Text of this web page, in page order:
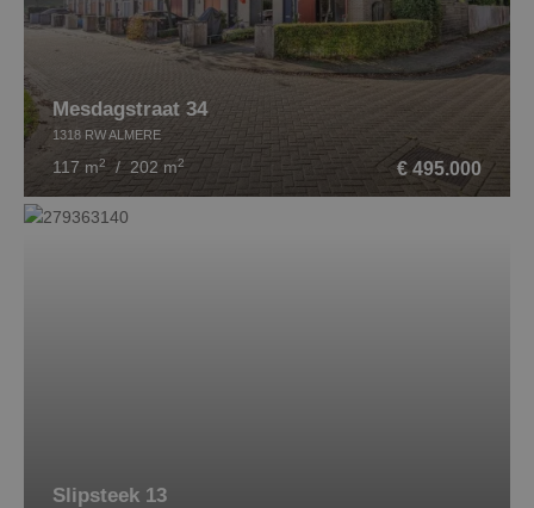
Mesdagstraat 34
1318 RW ALMERE
117 m2 / 202 m2 € 495.000
Slipsteek 13